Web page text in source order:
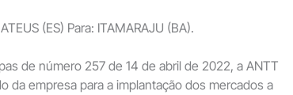
(ES) Para: ITAMARAJU (BA).
de número 257 de 14 de abril de 2022, a ANTT
da empresa para a implantação dos mercados a